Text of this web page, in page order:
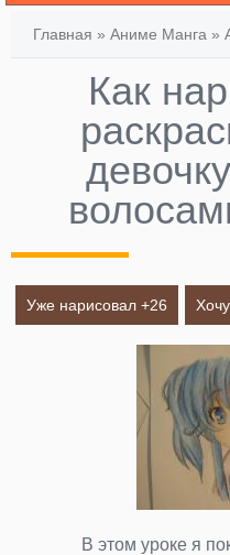
Главная » Аниме Манга »
Как
Уже нарисовал +26
В этом уроке я